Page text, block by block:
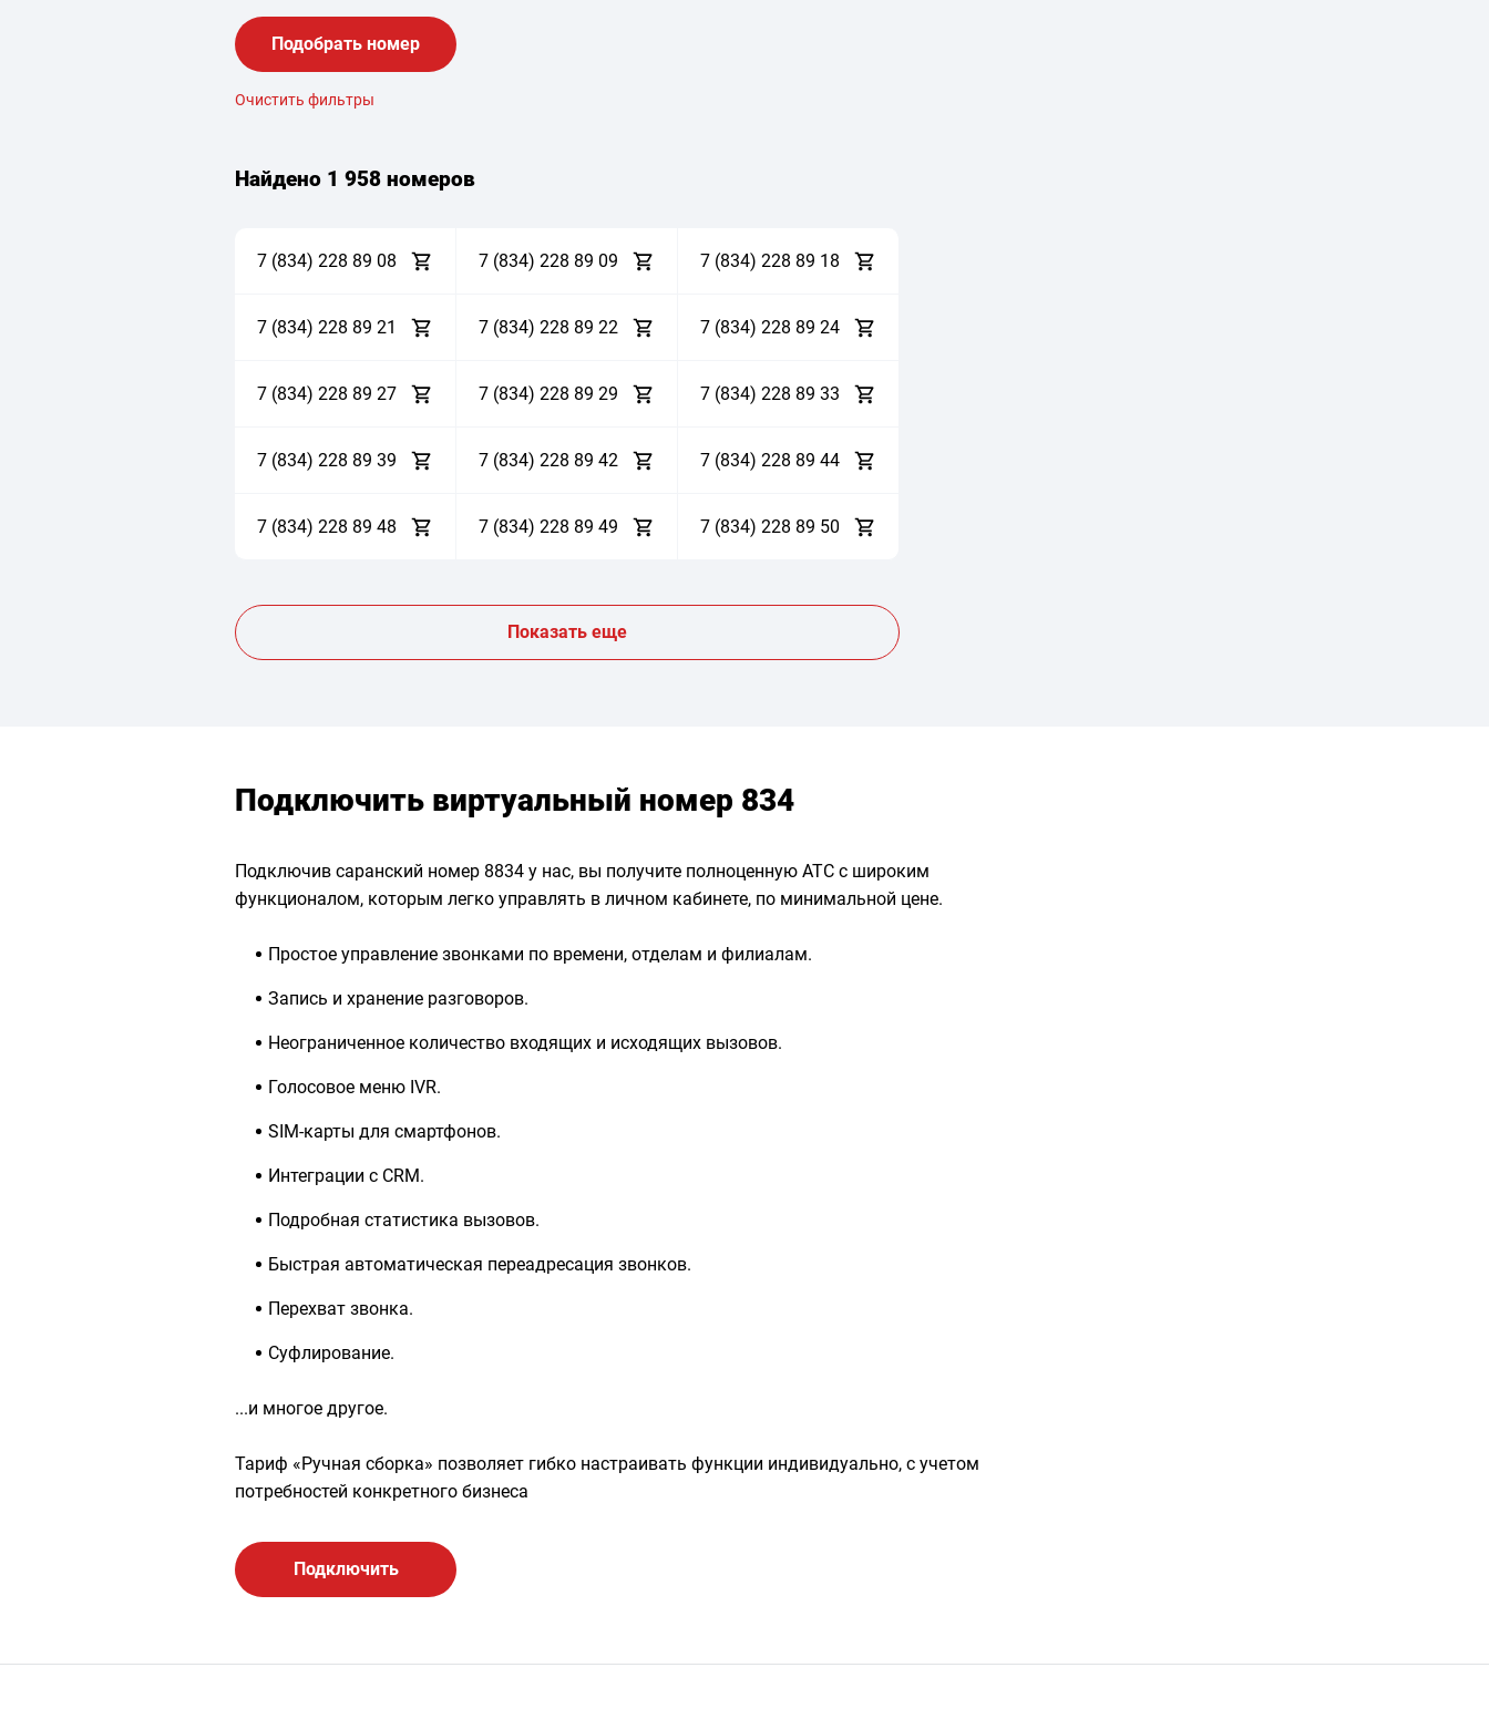
Подобрать номер
Очистить фильтры
Найдено 1 958 номеров
7 (834) 228 89 08 7 (834) 228 89 09 7 (834) 228 89 1 8
7 (834) 228 89 21 7 (834) 228 89 22 7 (834) 228 89 24
7 (834) 228 89 27 7 (834) 228 89 29 7 (834) 228 89 33
7 (834) 228 89 39 7 (834) 228 89 42 7 (834) 228 89 44
7 (834) 228 89 48 7 (834) 228 89 49 7 (834) 228 89 50
Показать еще
Подключить виртуальный номер 834
Подключив саранский номер 8834 у нас, вы получите полноценную АТС с широким
функционалом, которым легко управлять в личном кабинете, по минимальной цене.
Простое управление звонками по времени, отделам и филиалам.
Запись и хранение разговоров.
Неограниченное количество входящих и исходящих вызовов.
Голосовое меню IVR.
SIM-карты для смартфонов.
Интеграции с CRM.
Подробная статистика вызовов.
Быстрая автоматическая переадресация звонков.
Перехват звонка.
Суфлирование.
...и многое другое.
Тариф «Ручная сборка» позволяет гибко настраивать функции индивидуально, с учетом
потребностей конкретного бизнеса
Подключить